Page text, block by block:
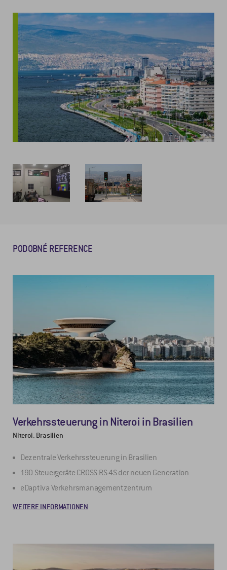
PODOBNÉ REFERENCE
Verkehrssteuerung in Niteroi in Brasilien
Niteroi, Brasilien
Dezentrale Verkehrssteuerung in Brasilien
190 Steuergeräte CROSS RS 4S der neuen Generation
eDaptiva Verkehrsmanagementzentrum
WEITERE INFORMATIONEN